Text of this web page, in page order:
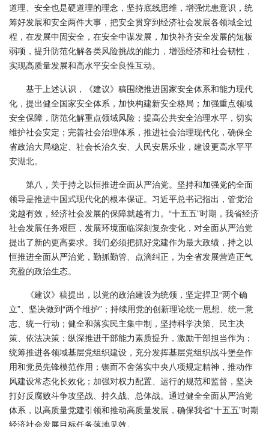
道理、安全也是硬道理的理念，坚持底线思维，增强忧患意识，统
筹好发展和安全两件大事，把安全贯穿到经济社会发展各领域全过
程，在发展中固安全，在安全中谋发展，加快补齐安全发展的短板
弱项，提升防范化解各类风险挑战的能力，增强经济和社会韧性，
实现高质量发展和高水平安全良性互动。
基于上述认识，《建议》稿围绕推进国家安全体系和能力现代
化，提出健全国家安全体系，加快构建新安全格局；加强重点领域
安全保障，防范化解重点领域风险；提高公共安全治理水平，切实
维护社会安定；完善社会治理体系，推进社会治理现代化，确保全
省政治大局稳定、社会长治久安、人民安居乐业，建设更高水平平
安湖北。
第八，关于持之以恒推进全面从严治党。坚持和加强党的全面
领导是推进中国式现代化的根本保证。习近平总书记指出，管党治
党越有效，经济社会发展的保障就越有力。“十五五”时期，我省经济
社会发展任务艰巨，发展环境面临深刻复杂变化，对全面从严治党
提出了新的更高要求。我们必须把抓好党建作为最大政绩，持之以
恒推进全面从严治党，勤抓勤管、点滴纠正，为全省发展营造正气
充盈的政治生态。
《建议》稿提出，以党的政治建设为统领，坚定捍卫“两个确
立”、坚决做到“两个维护”；持续用党的创新理论统一思想、统一意
志、统一行动；健全和落实民主集中制，坚持科学决策、民主决
策、依法决策；纵深推进干部能力素质提升，激励干部担当作为；
统筹推进各领域基层党组织建设，充分发挥基层党组织战斗堡垒作
用和党员先锋模范作用；锲而不舍落实中央八项规定精神，推动作
风建设常态化长效化；加强对权力配置、运行的规范和监督，坚决
打好反腐败斗争攻坚战、持久战、总体战。通过健全全面从严治党
体系，以高质量党建引领和推动高质量发展，确保我省“十五五”时期
经济社会发展目标任务落地见效。